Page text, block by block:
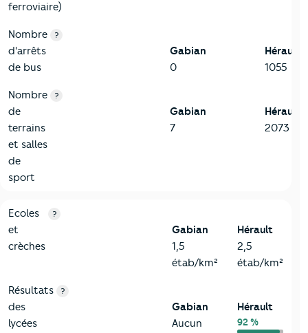
ferroviaire)
Nombre
d'arrêts
de bus
?
Gabian
0
Hérault
1055
Nombre
de
terrains
et salles
de
sport
?
Gabian
7
Hérault
2073
4-Education
Critères
Ecoles
et
crèches
?
Gabian
1,5
étab/km²
Hérault
2,5
étab/km²
Résultats
des
lycées
?
Gabian
Aucun
Hérault
92 %